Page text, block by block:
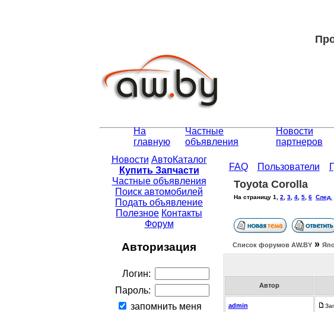
На
главную
Частные
объявления
Новости
партнеров
Новости АвтоКаталог
Купить Запчасти
Частные объявления
Поиск автомобилей
Подать объявление
Полезное Контакты
Форум
Авторизация
Логин:
Пароль:
запомнить меня
FAQ Пользователи
Toyota Corolla
На страницу 1 2 3 4 5 6 След.
Список форумов АW.BY»
Автор
admin